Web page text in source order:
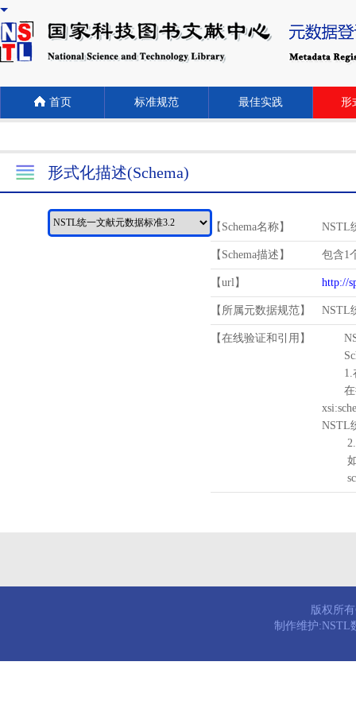
首页 标准规范 最佳实践 形
形式化描述(Schema)
【Schema名称】 NSTL
【Schema描述】 包含1
【url】 http://
【所属元数据规范】 NSTL
【在线验证和引用】
1.
在待
NSTL
2.
如需
版权所
制作维护:NSTL